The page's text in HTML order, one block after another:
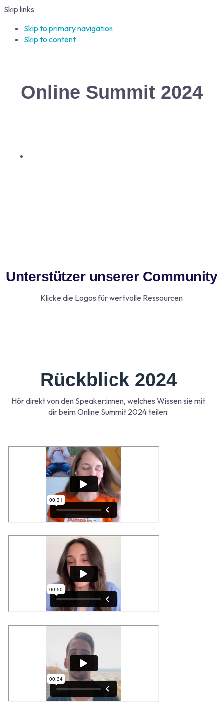
Skip links
Skip to primary navigation
Skip to content
Online Summit 2024
Unterstützer unserer Community
Klicke die Logos für wertvolle Ressourcen
Rückblick 2024
Hör direkt von den Speaker:innen, welches Wissen sie mit
dir beim Online Summit 2024 teilen: